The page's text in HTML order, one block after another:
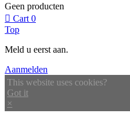
Geen producten
Cart 0
Top
Meld u eerst aan.
Aanmelden
This website uses cookies?
Got it
×